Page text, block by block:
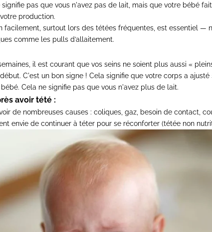
signifie pas que vous n'avez pas de lait, mais que votre bébé
production.
facilement, surtout lors des tétées fréquentes, est essentiel —
comme les pulls d’allaitement.
il est courant que vos seins ne soient plus aussi «
C'est un bon signe ! Cela signifie que votre corps a
Cela ne signifie pas que vous n'avez plus de lait.
avoir tété :
de nombreuses causes : coliques, gaz, besoin de contact,
envie de continuer à téter pour se réconforter (tétée non